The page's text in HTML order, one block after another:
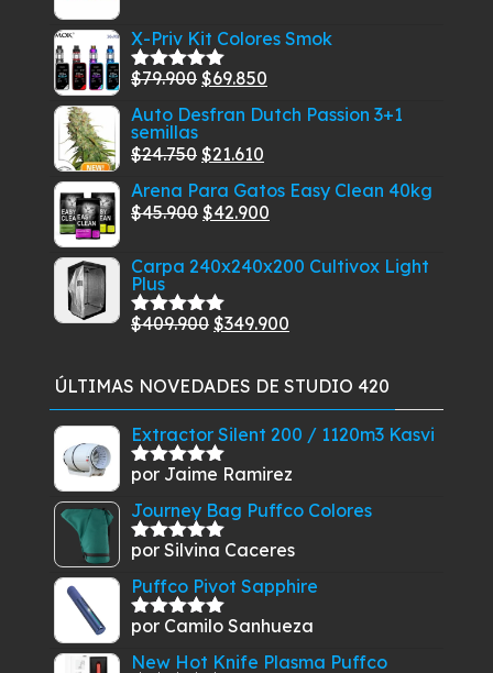
original
era:
$44.910.
actual
X-Priv Kit Colores Smok
Valorado
5
$79.900 El
precio
era:
$79.900.
$69.850
precio
$69.850.
Auto Desfran Dutch Passion 3+1
semillas
$24.750 El
precio
original
$24.750.
$21.610
precio
actual
$21.610.
Arena Para Gatos Easy Clean 40kg
$45.900 El
original
era:
$45.900.
$42.900
actual
$42.900.
Carpa 240x240x200 Cultivox Light
Plus
Valorado
$409.900 El
original
era:
$409.900.
$349.900
actual
es:
$349.900.
ÚLTIMAS NOVEDADES DE STUDIO 420
Extractor Silent 200 / 1120m3 Kasvi
Valorado
por Jaime Ramirez
Journey Bag Puffco Colores
Valorado
por Silvina Caceres
Puffco Pivot Sapphire
Valorado
por Camilo Sanhueza
New Hot Knife Plasma Puffco